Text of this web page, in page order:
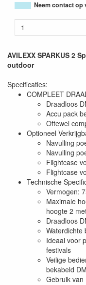
Neem contact op
AVILEXX SPARKUS 2
outdoor
Specificaties:
COMPLEET
Draadloos
Accu pack
Oftewel
Optioneel
Navulling
Navulling
Flightcase
Flightcase
Technische
Vermogen:
Maximale
hoogte 2
Draadloos
Waterdichte
Ideaal voor
festivals
Veilige
bekabeld
Gebruik van